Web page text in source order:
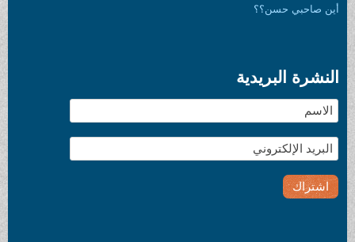
أين صاحبي حسن؟؟
النشرة البريدية